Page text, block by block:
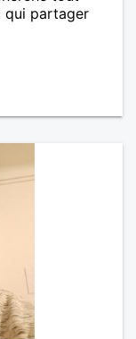
qui partager